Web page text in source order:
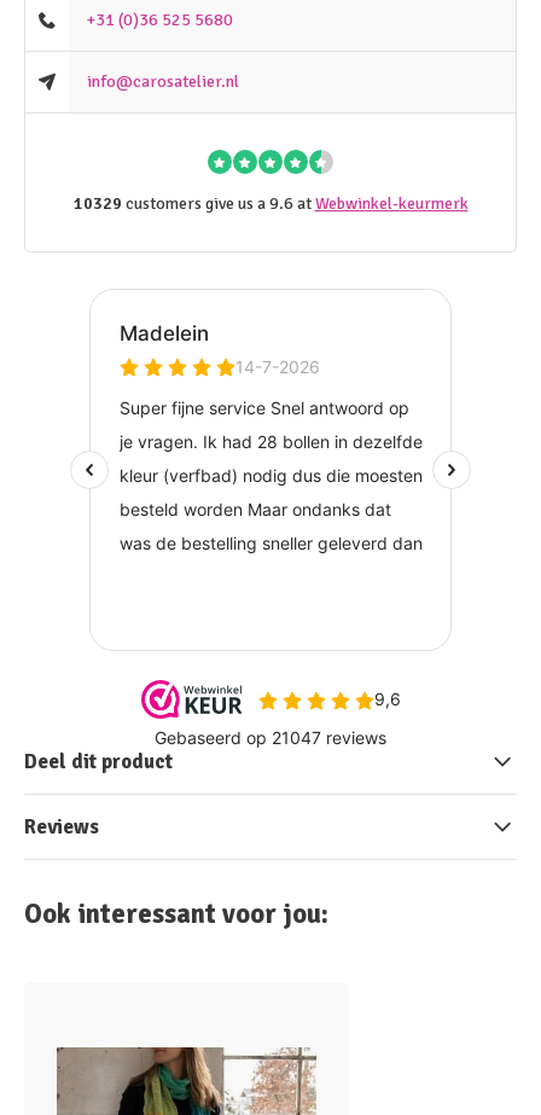
+31 (0)36 525 5680
info@carosatelier.nl
10329 customers give us a 9.6 atWebwinkel-keurmerk
Deel dit product
Reviews
Ook interessant voor jou: